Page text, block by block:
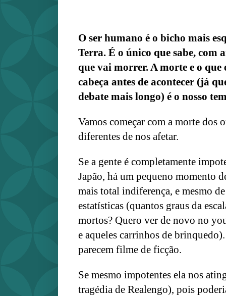
O ser humano é o bicho mais
Terra. É o único que sabe, com
que vai morrer. A morte e o que
cabeça antes de acontecer (já
debate mais longo) é o nosso
Vamos começar com a morte dos
diferentes de nos afetar.
Se a gente é completamente
Japão, há um pequeno momento
mais total indiferença, e mesmo
estatísticas (quantos graus da
mortos? Quero ver de novo no
e aqueles carrinhos de
parecem filme de ficção.
Se mesmo impotentes ela nos
tragédia de Realengo), pois